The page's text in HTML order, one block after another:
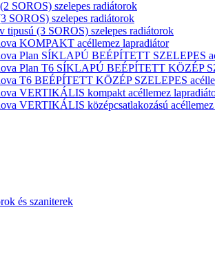
SOROS) szelepes radiátorok
SOROS) szelepes radiátorok
tipusú (3 SOROS) szelepes radiátorok
KOMPAKT acéllemez lapradiátor
Plan SÍKLAPÚ BEÉPÍTETT SZELEPES
Plan T6 SÍKLAPÚ BEÉPÍTETT KÖZÉP
T6 BEÉPÍTETT KÖZÉP SZELEPES
VERTIKÁLIS kompakt acéllemez
VERTIKÁLIS középcsatlakozású
és szaniterek